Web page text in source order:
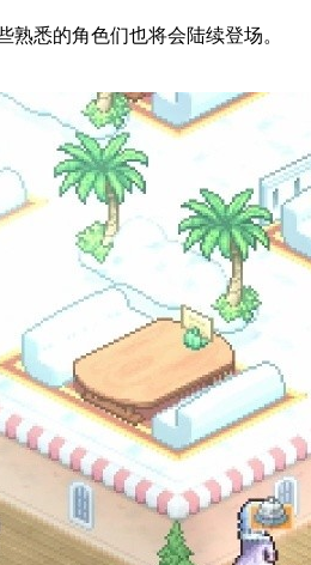
熟悉的角色们也将会陆续登场。